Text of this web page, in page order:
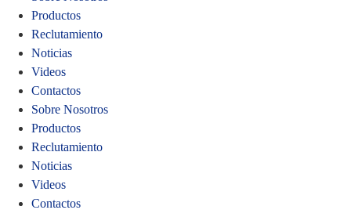
Productos
Reclutamiento
Noticias
Videos
Contactos
Sobre Nosotros
Productos
Reclutamiento
Noticias
Videos
Contactos